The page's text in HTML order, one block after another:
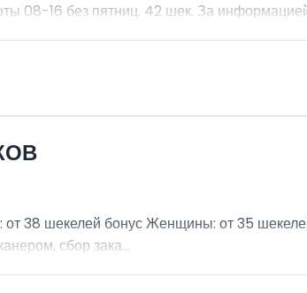
08-16 без пятниц. 42 шек. За
шекелей бонус Женщины: от 35 шекелей
сбор зака...